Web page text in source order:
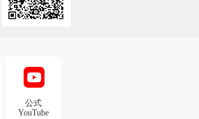
公式
YouTube